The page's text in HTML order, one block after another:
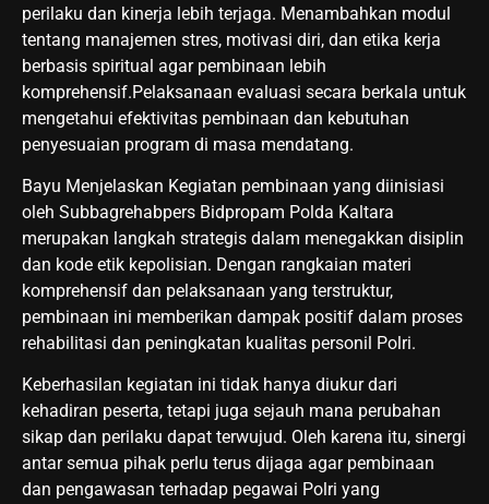
perilaku dan kinerja lebih terjaga. Menambahkan modul
tentang manajemen stres, motivasi diri, dan etika kerja
berbasis spiritual agar pembinaan lebih
komprehensif.Pelaksanaan evaluasi secara berkala untuk
mengetahui efektivitas pembinaan dan kebutuhan
penyesuaian program di masa mendatang.
Bayu Menjelaskan Kegiatan pembinaan yang diinisiasi
oleh Subbagrehabpers Bidpropam Polda Kaltara
merupakan langkah strategis dalam menegakkan disiplin
dan kode etik kepolisian. Dengan rangkaian materi
komprehensif dan pelaksanaan yang terstruktur,
pembinaan ini memberikan dampak positif dalam proses
rehabilitasi dan peningkatan kualitas personil Polri.
Keberhasilan kegiatan ini tidak hanya diukur dari
kehadiran peserta, tetapi juga sejauh mana perubahan
sikap dan perilaku dapat terwujud. Oleh karena itu, sinergi
antar semua pihak perlu terus dijaga agar pembinaan
dan pengawasan terhadap pegawai Polri yang